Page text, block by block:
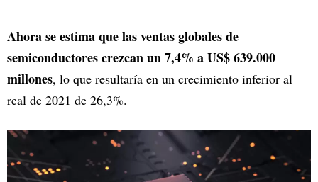
Ahora se estima que las ventas globales de
semiconductores crezcan un 7,4% a US$ 639.000
millones, lo que resultaría en un crecimiento inferior al
real de 2021 de 26,3%.